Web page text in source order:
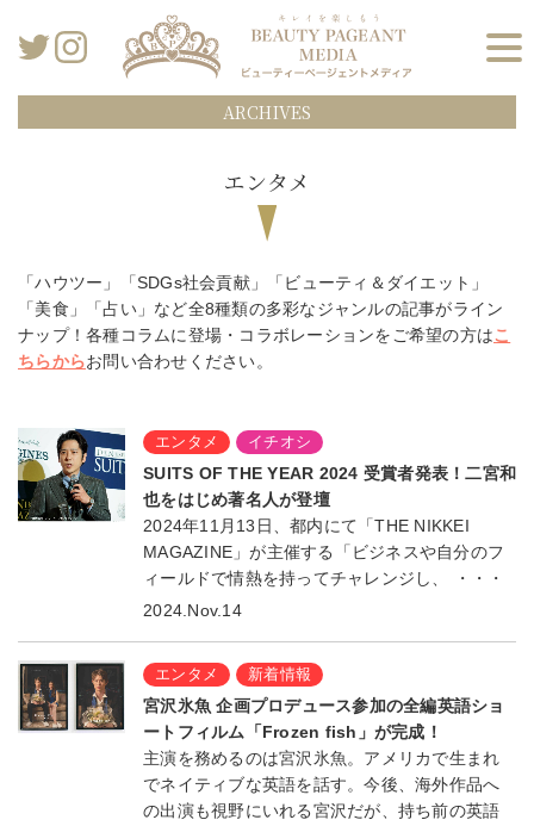
ARCHIVES
エンタメ
「ハウツー」「SDGs社会貢献」「ビューティ＆ダイエット」
「美食」「占い」など全8種類の多彩なジャンルの記事がライン
ナップ！ 各種コラムに登場・コラボレーションをご希望の方はこ
ちらからお問い合わせください。
エンタメ イチオシ
SUITS OF THE YEAR 2024 受賞者発表！二宮和
也をはじめ著名人が登壇
2024年11月13日、都内にて「THE NIKKEI
MAGAZINE」が主催する「ビジネスや自分のフ
ィールドで情熱を持ってチャレンジし、 ・・・
2024.Nov.14
エンタメ 新着情報
宮沢氷魚 企画プロデュース参加の全編英語ショ
ートフィルム「Frozen fish」が完成！
主演を務めるのは宮沢氷魚。アメリカで生まれ
でネイティブな英語を話す。今後、海外作品へ
の出演も視野にいれる宮沢だが、持ち前の英語